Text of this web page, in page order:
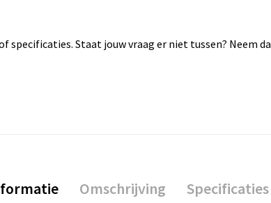
Staat jouw vraag er niet tussen? Neem
Omschrijving Specificaties